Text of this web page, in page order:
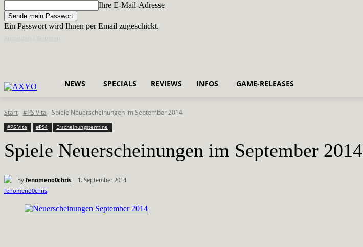
Ihre E-Mail-Adresse
Ein Passwort wird Ihnen per Email zugeschickt.
NEWS SPECIALS REVIEWS INFOS GAME-RELEASES
Start #PS Vita Spiele Neuerscheinungen im September 2014
#PS Vita #PS4 Erscheinungstermine
Spiele Neuerscheinungen im September 2014
By fenomeno0chris 1. September 2014